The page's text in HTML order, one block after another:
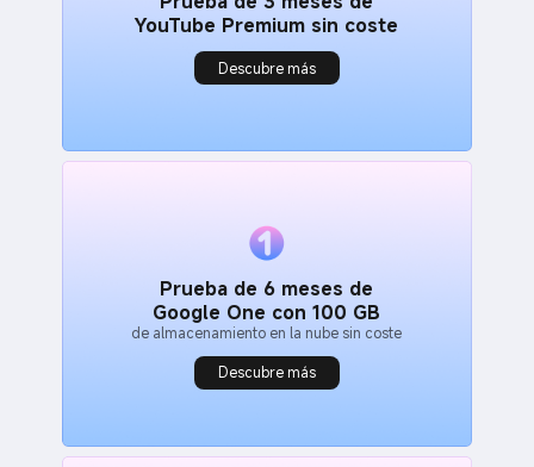
YouTube Premium sin coste
Descubre más
Prueba de 6 meses de
Google One con 100 GB
de almacenamiento en la nube sin coste
Descubre más